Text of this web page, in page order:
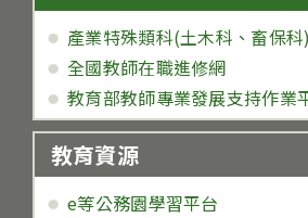
產業特殊類科(土木科、畜保
全國教師在職進修網
教育部教師專業發展支持作業
教育資源
e等公務園學習平台